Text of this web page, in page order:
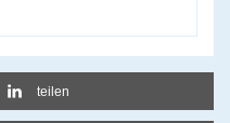
teilen